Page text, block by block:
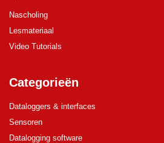
Nascholing
Lesmateriaal
Video Tutorials
Categorieën
Dataloggers & interfaces
Sensoren
Datalogging software